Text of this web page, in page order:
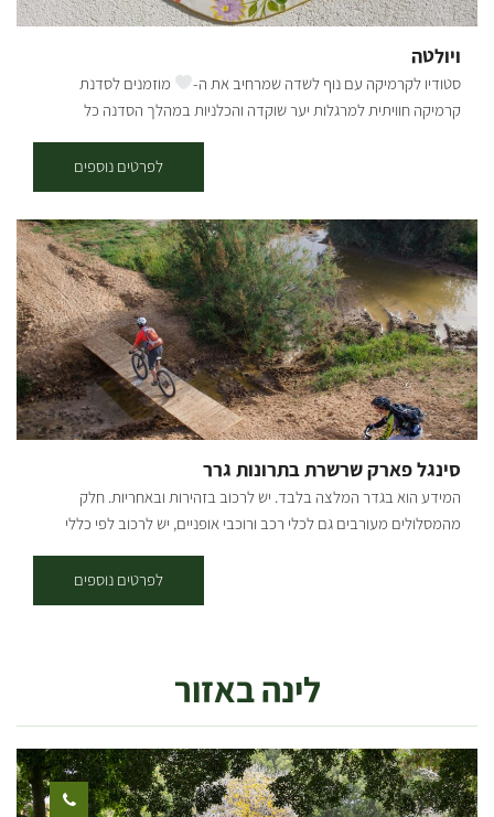
פוגשים את דרך נוף יער שוקדה, ופונים בה ימינה לחזרה לכיוון בארי. *
סינגל החוצה את הדרך ואת שלט ההסבר על השבילים משמאל. נמשיך ישר
ונשתלב בשביל הכחול החוזר לכיוון כביש 232. קרדיט צילום: אילן שחם
מפה: *המידע מתוך אתרים לה מדווש ומסלולי אופניים בשטח עם קק"ל
ויולטה
סטודיו לקרמיקה עם נוף לשדה שמרחיב את ה-
מוזמנים לסדנת
קרמיקה חוויתית למרגלות יער שוקדה והכלניות במהלך הסדנה כל
שהוכנו במיוחד עבורכם, בדיוק כמו שאתם אוהבים. אם תרצו להכין תוכלו
לבחור את העיצוב האישי שלכם וליצור כלים ממש מההתחלה, כשתסיימו
הכלים יישארו לשריפה נוספת ואנו ניצור איתכם קשר כשיהיו מוכנים. לבסוף
תוכלו להגיע ולאסוף את הפריטים הייחודיים שלכם. לרשותכם תעמוד פינת
קפה ועוגה. הסדנה מתאימה לכל הגילאים. ההשתתפות בתיאום מראש.
לפרטים נוספים
סינגל פארק שרשרת בתרונות גרר
המידע הוא בגדר המלצה בלבד. יש לרכוב בזהירות ובאחריות. חלק
מהמסלולים מעורבים גם לכלי רכב ורוכבי אופניים, יש לרכוב לפי כללי
לולאות שניה ושלישית - בינונית. אורך המסלול בק"מ: פארק שרשרת מערב
(לולאה ראשונה, סימון ירוק) - אורך 7.5 ק"מ. בתרונות גרר (סימון ירוק וסימון
חוצה את כל הנגב הצפוני מיער להב ועד לים, כשבדרך הוא עובר במספר
נביעות המספקות מים לאורך כל השנה, וסביבן פארק שרשרת הנעים, בו
בכיוון המסומן - עם כיוון השעון. תקציר המסלול: סינגל יוצא מהחניון על
הגדה הדרומית של נחל גרר, בין הבתרונות לעצים. לאחר כ-3 ק"מ הסינגל
לפרטים נוספים
לינה באזור